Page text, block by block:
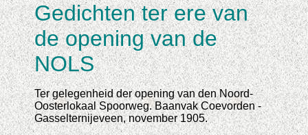
Gedichten ter ere van
de opening van de
NOLS
Ter gelegenheid der opening van den Noord-
Oosterlokaal Spoorweg. Baanvak Coevorden -
Gasselternijeveen, november 1905.